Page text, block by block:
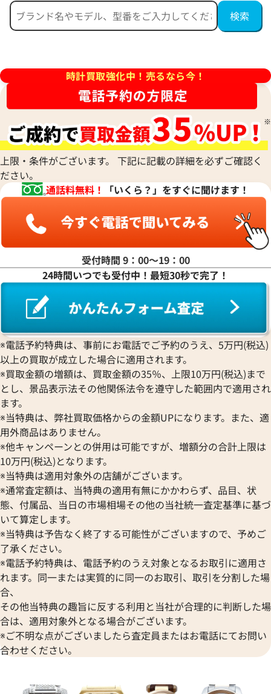
格
日時点の参考買取価格です
参考買取価格
1,620,000
※2025年11月9日時点の参考
ントス WGSA0011
格
9日時点の参考買取価格です
カルティエ パンテール ドゥ
W2PN0018
参考買取価格
1,360,000円
※2026年2月時点の参考買取価
ンテール ウォッチ SM ベゼ
格
日時点の参考買取価格です
カルティエ カリブル ドゥ カ
ロノグラフ W7100042
800,000円
※2025年2月9日時点の参考買
時計買取強化中！売るなら今！
上限・条件がございます。 下記に記載の詳細を必ずご確認く
ださい。
通話料無料！
「いくら？」をすぐに聞けます！
受付時間 9：00〜19：00
24時間いつでも受付中！最短30秒で完了！
※電話予約特典は、事前にお電話でご予約のうえ、5万円(税込)
以上の買取が成立した場合に適用されます。
※買取金額の増額は、買取金額の35％、上限10万円(税込)まで
とし、景品表示法その他関係法令を遵守した範囲内で適用され
ます。
※当特典は、弊社買取価格からの金額UPになります。また、適
用外商品はありません。
※他キャンペーンとの併用は可能ですが、増額分の合計上限は
10万円(税込)となります。
※当特典は適用対象外の店舗がございます。
※通常査定額は、当特典の適用有無にかかわらず、品目、状
態、付属品、当日の市場相場その他の当社統一査定基準に基づ
いて算定します。
※当特典は予告なく終了する可能性がございますので、予めご
了承ください。
※電話予約特典は、電話予約のうえ対象となるお取引に適用さ
れます。同一または実質的に同一のお取引、取引を分割した場
合、
その他当特典の趣旨に反する利用と当社が合理的に判断した場
合は、適用対象外となる場合がございます。
※ご不明な点がございましたら査定員またはお電話にてお問い
合わせください。